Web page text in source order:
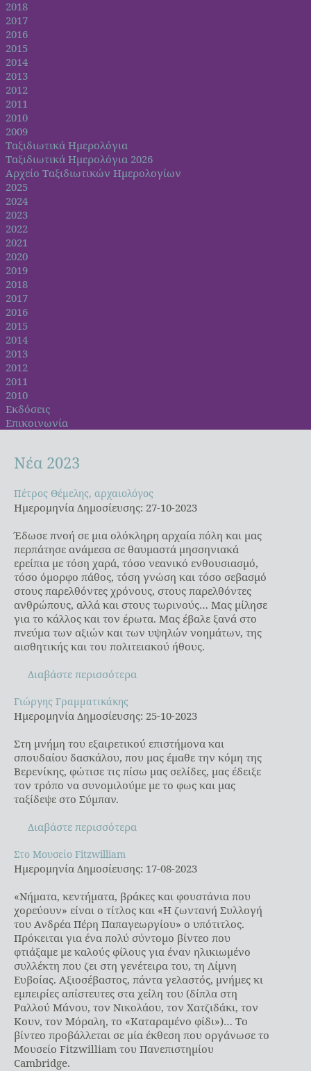
2018
2017
2016
2015
2014
2013
2012
2011
2010
2009
Ταξιδιωτικά Ημερολόγια
Ταξιδιωτικά Ημερολόγια 2026
Αρχείο Ταξιδιωτικών Ημερολογίων
2025
2024
2023
2022
2021
2020
2019
2018
2017
2016
2015
2014
2013
2012
2011
2010
Εκδόσεις
Επικοινωνία
Νέα 2023
Πέτρος Θέμελης, αρχαιολόγος
Πέτρος Θέμελης, αρχαιολόγος
Ημερομηνία Δημοσίευσης: 27-10-2023
Έδωσε πνοή σε μια ολόκληρη αρχαία πόλη και μας
περπάτησε ανάμεσα σε θαυμαστά μησσηνιακά
ερείπια με τόση χαρά, τόσο νεανικό ενθουσιασμό,
τόσο όμορφο πάθος, τόση γνώση και τόσο σεβασμό
στους παρελθόντες χρόνους, στους παρελθόντες
ανθρώπους, αλλά και στους τωρινούς… Μας μίλησε
για το κάλλος και τον έρωτα. Μας έβαλε ξανά στο
πνεύμα των αξιών και των υψηλών νοημάτων, της
αισθητικής και του πολιτειακού ήθους.
Διαβάστε περισσότερα
Γιώργης Γραμματικάκης
Γιώργης Γραμματικάκης
Ημερομηνία Δημοσίευσης: 25-10-2023
Στη μνήμη του εξαιρετικού επιστήμονα και
σπουδαίου δασκάλου, που μας έμαθε την κόμη της
Βερενίκης, φώτισε τις πίσω μας σελίδες, μας έδειξε
τον τρόπο να συνομιλούμε με το φως και μας
ταξίδεψε στο Σύμπαν.
Διαβάστε περισσότερα
Στο Μουσείο Fitzwilliam
Στο Μουσείο Fitzwilliam
Ημερομηνία Δημοσίευσης: 17-08-2023
«Νήματα, κεντήματα, βράκες και φουστάνια που
χορεύουν» είναι ο τίτλος και «Η ζωντανή Συλλογή
του Ανδρέα Πέρη Παπαγεωργίου» ο υπότιτλος.
Πρόκειται για ένα πολύ σύντομο βίντεο που
φτιάξαμε με καλούς φίλους για έναν ηλικιωμένο
συλλέκτη που ζει στη γενέτειρα του, τη Λίμνη
Ευβοίας. Αξιοσέβαστος, πάντα γελαστός, μνήμες κι
εμπειρίες απίστευτες στα χείλη του (δίπλα στη
Ραλλού Μάνου, τον Νικολάου, τον Χατζιδάκι, τον
Κουν, τον Μόραλη, το «Καταραμένο φίδι»)… Το
βίντεο προβάλλεται σε μία έκθεση που οργάνωσε το
Μουσείο Fitzwilliam του Πανεπιστημίου
Cambridge.